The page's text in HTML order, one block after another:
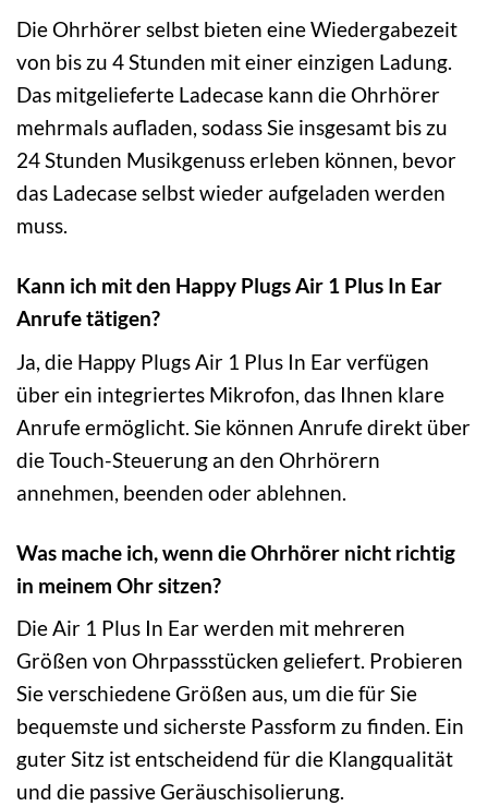
Die Ohrhörer selbst bieten eine Wiedergabezeit
von bis zu 4 Stunden mit einer einzigen Ladung.
Das mitgelieferte Ladecase kann die Ohrhörer
mehrmals aufladen, sodass Sie insgesamt bis zu
24 Stunden Musikgenuss erleben können, bevor
das Ladecase selbst wieder aufgeladen werden
muss.
Kann ich mit den Happy Plugs Air 1 Plus In Ear
Anrufe tätigen?
Ja, die Happy Plugs Air 1 Plus In Ear verfügen
über ein integriertes Mikrofon, das Ihnen klare
Anrufe ermöglicht. Sie können Anrufe direkt über
die Touch-Steuerung an den Ohrhörern
annehmen, beenden oder ablehnen.
Was mache ich, wenn die Ohrhörer nicht richtig
in meinem Ohr sitzen?
Die Air 1 Plus In Ear werden mit mehreren
Größen von Ohrpassstücken geliefert. Probieren
Sie verschiedene Größen aus, um die für Sie
bequemste und sicherste Passform zu finden. Ein
guter Sitz ist entscheidend für die Klangqualität
und die passive Geräuschisolierung.